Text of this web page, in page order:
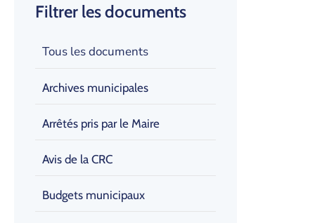
Filtrer les documents
Tous les documents
Archives municipales
Arrêtés pris par le Maire
Avis de la CRC
Budgets municipaux